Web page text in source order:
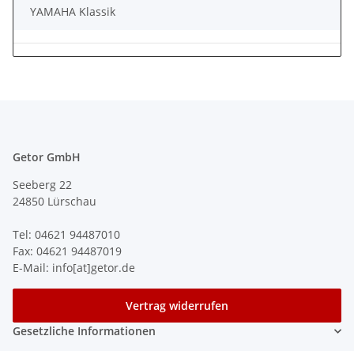
YAMAHA Klassik
Getor GmbH
Seeberg 22
24850 Lürschau
Tel: 04621 94487010
Fax: 04621 94487019
E-Mail: info[at]getor.de
Vertrag widerrufen
Gesetzliche Informationen